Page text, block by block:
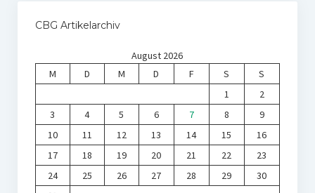
CBG Artikelarchiv
August 2026
M
D M D F S
S
1
2
3
4 5 6 7 8
9
10
11 12 13 14 15
16
17
18 19 20 21 22
23
24
25 26 27 28 29
30